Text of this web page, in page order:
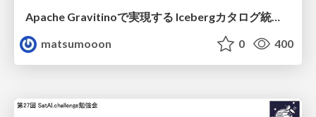
Apache Gravitinoで実現する Icebergカタログ統合とアクセスの一元化
matsumooon
0 400